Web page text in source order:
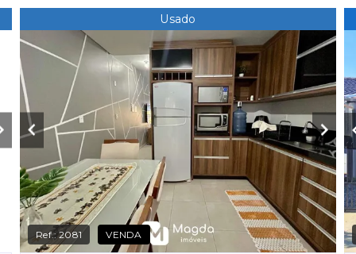
Usado
Ref.:2081 VENDA